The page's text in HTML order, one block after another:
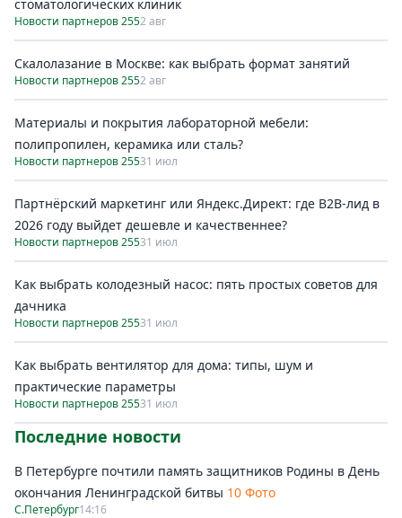
стоматологических клиник
Новости партнеров 2552 авг
Скалолазание в Москве: как выбрать формат занятий
Новости партнеров 2552 авг
Материалы и покрытия лабораторной мебели:
полипропилен, керамика или сталь?
Новости партнеров 25531 июл
Партнёрский маркетинг или Яндекс.Директ: где B2B-лид в
2026 году выйдет дешевле и качественнее?
Новости партнеров 25531 июл
Как выбрать колодезный насос: пять простых советов для
дачника
Новости партнеров 25531 июл
Как выбрать вентилятор для дома: типы, шум и
практические параметры
Новости партнеров 25531 июл
Последние новости
В Петербурге почтили память защитников Родины в День
окончания Ленинградской битвы 10 Фото
С.Петербург14:16